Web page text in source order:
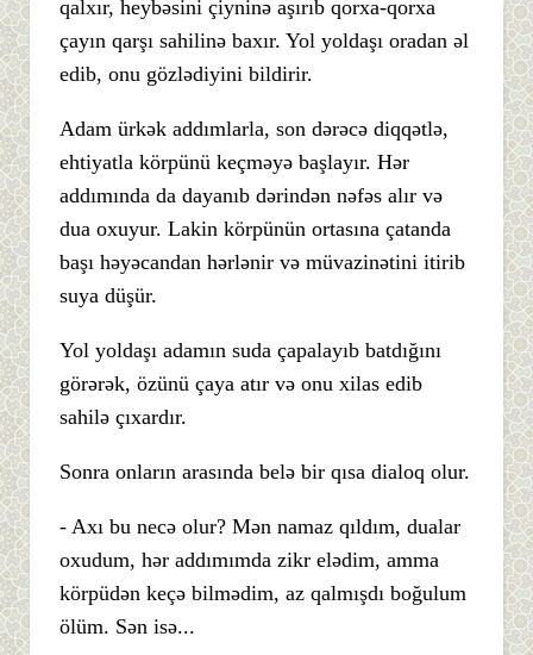
qalxır, heybəsini çiyninə aşırıb qorxa-qorxa
çayın qarşı sahilinə baxır. Yol yoldaşı oradan əl
edib, onu gözlədiyini bildirir.
Adam ürkək addımlarla, son dərəcə diqqətlə,
ehtiyatla körpünü keçməyə başlayır. Hər
addımında da dayanıb dərindən nəfəs alır və
dua oxuyur. Lakin körpünün ortasına çatanda
başı həyəcandan hərlənir və müvazinətini itirib
suya düşür.
Yol yoldaşı adamın suda çapalayıb batdığını
görərək, özünü çaya atır və onu xilas edib
sahilə çıxardır.
Sonra onların arasında belə bir qısa dialoq olur.
- Axı bu necə olur? Mən namaz qıldım, dualar
oxudum, hər addımımda zikr elədim, amma
körpüdən keçə bilmədim, az qalmışdı boğulum
ölüm. Sən isə...